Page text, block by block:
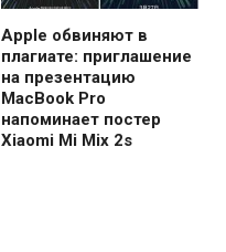
Apple обвиняют в
плагиате: приглашение
на презентацию
MacBook Pro
напоминает постер
Xiaomi Mi Mix 2s